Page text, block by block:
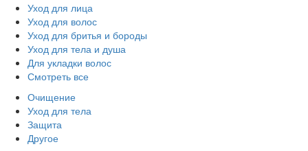
Уход для лица
Уход для волос
Уход для бритья и бороды
Уход для тела и душа
Для укладки волос
Смотреть все
Очищение
Уход для тела
Защита
Другое